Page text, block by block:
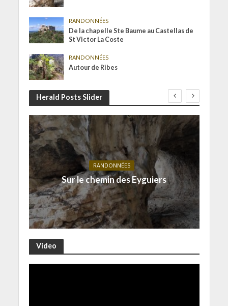
RANDONNÉES
De la chapelle Ste Baume au Castellas de
St Victor La Coste
RANDONNÉES
Autour de Ribes
Herald Posts Slider
RANDONNÉES
Sur le chemin des Eyguiers
Video